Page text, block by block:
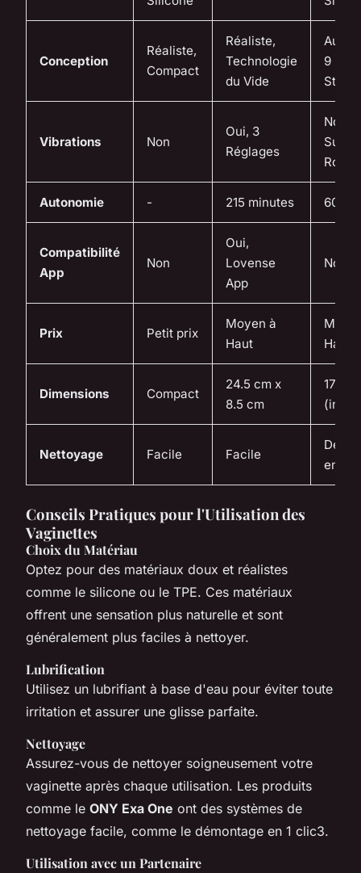
Conception
Réaliste,
Compact
Réaliste,
Technologie
du Vide
9
Vibrations Non
Oui, 3
Réglages
Non,
Autonomie - 215 minutes 60
Compatibilité
App
Non
Oui,
Lovense
App
Non
Prix Petit prix
Moyen à
Haut
Haut
Dimensions Compact
24.5 cm x
8.5 cm
17 cm
Nettoyage Facile Facile
en 1
Conseils Pratiques pour l'Utilisation des
Vaginettes
Choix du Matériau
Optez pour des matériaux doux et réalistes
comme le silicone ou le TPE. Ces matériaux
offrent une sensation plus naturelle et sont
généralement plus faciles à nettoyer.
Lubrification
Utilisez un lubrifiant à base d'eau pour éviter toute
irritation et assurer une glisse parfaite.
Nettoyage
Assurez-vous de nettoyer soigneusement votre
vaginette après chaque utilisation. Les produits
comme le ONY Exa One ont des systèmes de
nettoyage facile, comme le démontage en 1 clic3.
Utilisation avec un Partenaire